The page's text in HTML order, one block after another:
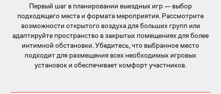
Первый шаг в планировании выездных игр — выбор
подходящего места и формата мероприятия. Рассмотрите
возможности открытого воздуха для больших групп или
адаптируйте пространство в закрытых помещениях для более
интимной обстановки. Убедитесь, что выбранное место
подходит для размещения всех необходимых игровых
установок и обеспечивает комфорт участников.